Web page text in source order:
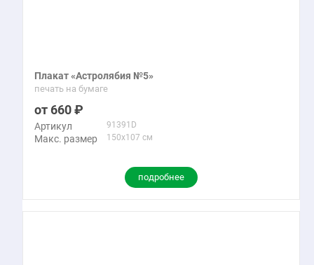
Плакат «Астролябия №5»
печать на бумаге
660
Артикул 91391D
Макс. размер 150x107 см
подробнее